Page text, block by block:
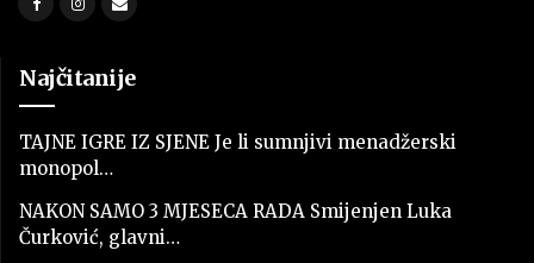
Najčitanije
TAJNE IGRE IZ SJENE Je li sumnjivi menadžerski
monopol…
NAKON SAMO 3 MJESECA RADA Smijenjen Luka
Čurković, glavni…